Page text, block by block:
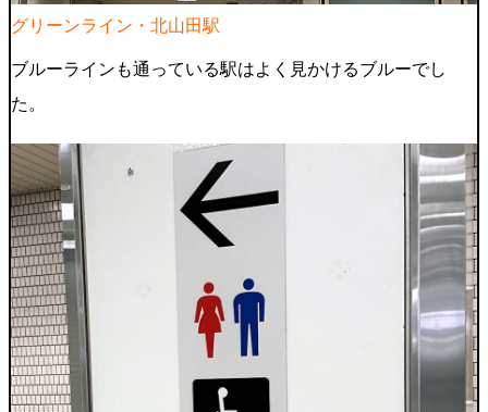
グリーンライン・北山田駅
ブルーラインも通っている駅はよく見かけるブルーでし
た。